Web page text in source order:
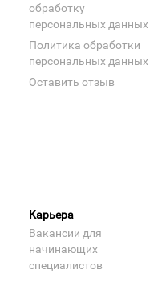
обработку
персональных данных
Политика обработки
персональных данных
Оставить отзыв
Карьера
Вакансии для
начинающих
специалистов